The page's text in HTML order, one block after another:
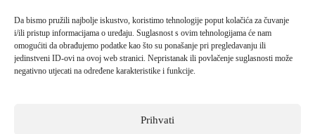
Da bismo pružili najbolje iskustvo, koristimo tehnologije poput kolačića za čuvanje
i/ili pristup informacijama o uređaju. Suglasnost s ovim tehnologijama će nam
omogućiti da obrađujemo podatke kao što su ponašanje pri pregledavanju ili
jedinstveni ID-ovi na ovoj web stranici. Nepristanak ili povlačenje suglasnosti može
negativno utjecati na određene karakteristike i funkcije.
Prihvati
Web arhiva
Politika o zaštiti privatnosti
Kralja Zvonimira 15, 53220 Otočac